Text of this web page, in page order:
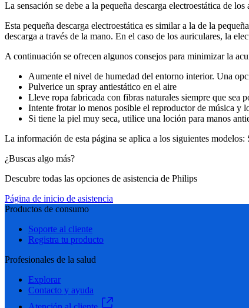
La sensación se debe a la pequeña descarga electroestática de
Esta pequeña descarga electroestática es similar a la de la
descarga a través de la mano. En el caso de los auriculares, la
A continuación se ofrecen algunos consejos para minimizar la
Aumente el nivel de humedad del entorno interior. Una
Pulverice un spray antiestático en el aire
Lleve ropa fabricada con fibras naturales siempre que sea
Intente frotar lo menos posible el reproductor de música y
Si tiene la piel muy seca, utilice una loción para manos
La información de esta página se aplica a los siguientes modelos:
¿Buscas algo más?
Descubre todas las opciones de asistencia de Philips
Página de inicio de asistencia
Productos de consumo
Soporte al cliente
Registra tu producto
Profesionales de la salud
Explorar
Contacto y ayuda